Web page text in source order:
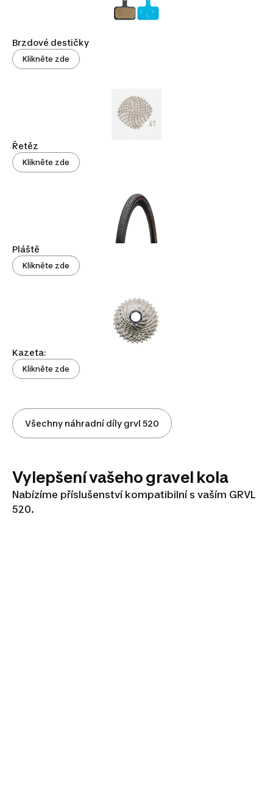
Brzdové destičky
Klikněte zde
Řetěz
Klikněte zde
Pláště
Klikněte zde
Kazeta:
Klikněte zde
Všechny náhradní díly grvl 520
Vylepšení vašeho gravel kola
Nabízíme příslušenství kompatibilní s vaším GRVL
520.